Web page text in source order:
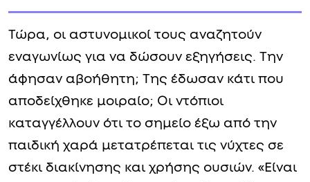
Τώρα, οι αστυνομικοί τους αναζητούν
εναγωνίως για να δώσουν εξηγήσεις. Την
άφησαν αβοήθητη; Της έδωσαν κάτι που
αποδείχθηκε μοιραίο; Οι ντόπιοι
καταγγέλλουν ότι το σημείο έξω από την
παιδική χαρά μετατρέπεται τις νύχτες σε
στέκι διακίνησης και χρήσης ουσιών. «Είναι